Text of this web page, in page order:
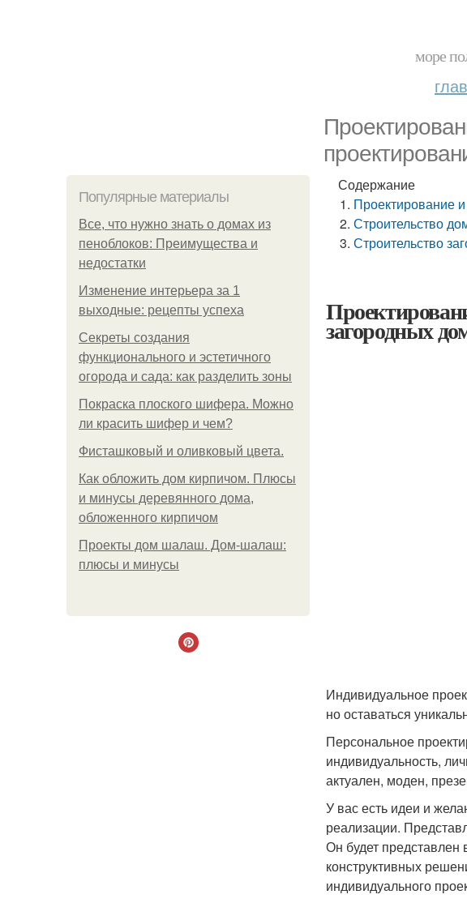
море
Популярные материалы
Все, что нужно знать о домах из
пеноблоков: Преимущества и
недостатки
Изменение интерьера за 1
выходные: рецепты успеха
Секреты создания
функционального и эстетичного
огорода и сада: как разделить зоны
Покраска плоского шифера. Можно
ли красить шифер и чем?
Фисташковый и оливковый цвета.
Как обложить дом кирпичом. Плюсы
и минусы деревянного дома,
обложенного кирпичом
Проекты дом шалаш. Дом-шалаш:
плюсы и минусы
Содержание
Проектирование
Строительство
Строительство
загородных
Индивидуальное
но оставаться
Персональное
индивидуальность,
актуален, моден,
У вас есть идеи и
реализации.
Он будет представлен
конструктивных
индивидуального